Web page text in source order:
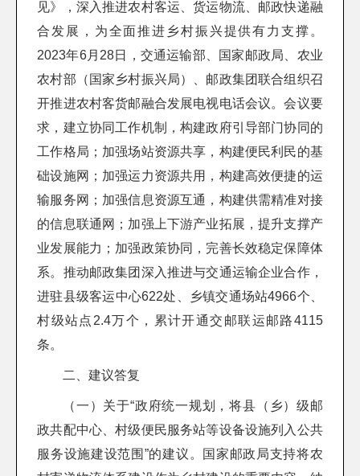
见》，深入推进农村客运、货运物流、邮政快递融
合发展，为全面推进乡村振兴提供有力支撑。
2023年6月28日，交通运输部、国家邮政局、农业
农村部（国家乡村振兴局）、邮政集团联合组织召
开推进农村客货邮融合发展电视电话会议。会议要
求，建立协同工作机制，构建政府引导部门协同的
工作格局；加强场站资源共享，构建便民利民的基
础设施网；加强运力资源共用，构建高效便捷的运
输服务网；加强信息资源互通，构建供需精准对接
的信息联通网；加强上下游产业拓展，提升支撑产
业发展能力；加强政策协同，完善长效稳定保障体
系。推动邮政集团深入推进与交通运输企业合作，
进驻县级客运中心622处、乡镇交通场站4966个、
村级站点2.4万个，累计开通交邮联运邮路4115
条。
二、建议答复
（一）关于“政府统一规划，将县（乡）级邮
政共配中心、村级便民服务站等设备设施列入公共
服务设施建设范围”的建议。国家邮政局支持将农